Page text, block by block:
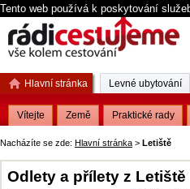
Tento web používá k poskytování
Nacházíte se zde: Hlavní stránka > Letiště
Odlety a přílety z
Hlavní stránka
Vítejte Země Praktické rady
Levné ubytování